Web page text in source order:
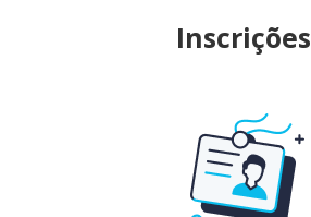
Inscrições